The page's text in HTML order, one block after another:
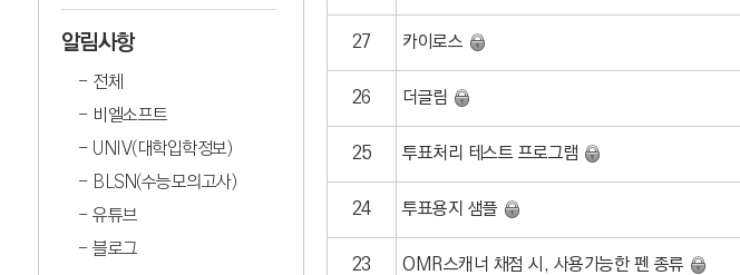
알림사항
전체
비엘소프트
UNIV(대학입학정보)
BLSN(수능모의고사)
유튜브
블로그
27 카이로스
26 더글림
25 투표처리 테스트 프로그램
24 투표용지 샘플
23 OMR스캐너 채점 시, 사용가능한 펜 종류